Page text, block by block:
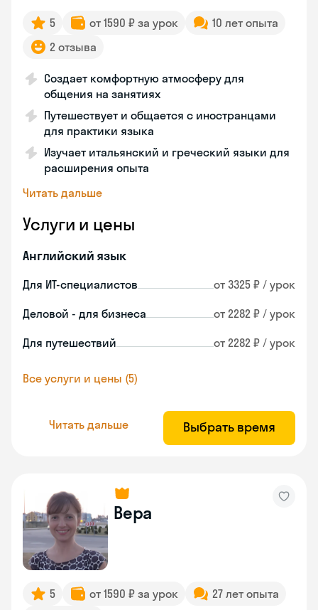
5 от 1590 ₽ за урок
10 лет опыта
2 отзыва
Создает комфортную атмосферу для
общения на занятиях
Путешествует и общается с иностранцами
для практики языка
Изучает итальянский и греческий языки для
расширения опыта
Читать дальше
Услуги и цены
Английский язык
Для ИТ-специалистов от 3325 ₽ / урок
Деловой - для бизнеса от 2282 ₽ / урок
Для путешествий от 2282 ₽ / урок
Все услуги и цены (5)
Читать дальше Выбрать время
Вера
5 от 1590 ₽ за урок
27 лет опыта